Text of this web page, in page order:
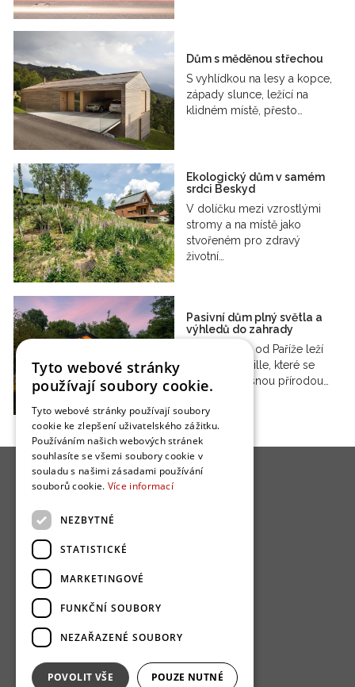
Dům s měděnou střechou
S vyhlídkou na lesy a kopce,
západy slunce, ležící na
klidném místě, přesto…
Ekologický dům v samém
srdci Beskyd
V dolíčku mezi vzrostlými
stromy a na místě jako
stvořeném pro zdravý
životní…
Pasivní dům plný světla a
výhledů do zahrady
Jihozápadně od Paříže leží
město Méréville, které se
pyšní překrásnou přírodou…
Uživatelské podmínky
Ochrana osobních údajú
Cookies
Tyto webové stránky
používají soubory cookie.
Tyto webové stránky používají soubory
cookie ke zlepšení uživatelského zážitku.
Používáním našich webových stránek
souhlasíte se všemi soubory cookie v
souladu s našimi zásadami používání
souborů cookie. Více informací
NEZBYTNÉ
STATISTICKÉ
MARKETINGOVÉ
FUNKČNÍ SOUBORY
NEZAŘAZENÉ SOUBORY
POVOLIT VŠE POUZE NUTNÉ